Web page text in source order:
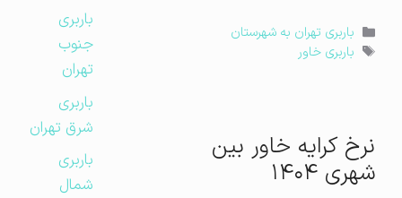
دسته‌ها
باربری تهران به شهرستان
برچسب‌ها
باربری خاور
نرخ کرایه خاور بین
شهری ۱۴۰۴
باربری
جنوب
تهران
باربری
شرق تهران
باربری
شمال